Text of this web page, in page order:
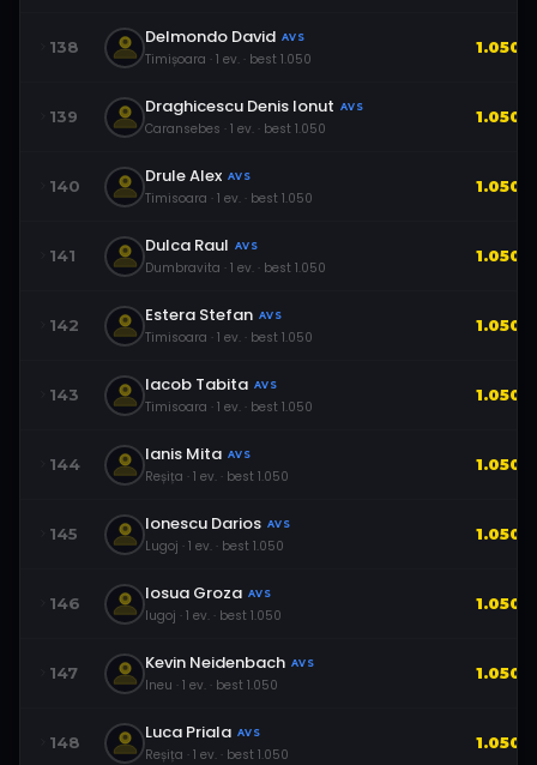
138 Delmondo David AVS
Timișoara · 1 ev. · best 1.050
1.050
139 Draghicescu Denis Ionut AVS
Caransebes · 1 ev. · best 1.050
1.050
140 Drule Alex AVS
Timisoara · 1 ev. · best 1.050
1.050
141 Dulca Raul AVS
Dumbravita · 1 ev. · best 1.050
1.050
142 Estera Stefan AVS
Timisoara · 1 ev. · best 1.050
1.050
143 Iacob Tabita AVS
Timisoara · 1 ev. · best 1.050
1.050
144 Ianis Mita AVS
Reșița · 1 ev. · best 1.050
1.050
145 Ionescu Darios AVS
Lugoj · 1 ev. · best 1.050
1.050
146 Iosua Groza AVS
lugoj · 1 ev. · best 1.050
1.050
147 Kevin Neidenbach AVS
Ineu · 1 ev. · best 1.050
1.050
148 Luca Priala AVS
Reșița · 1 ev. · best 1.050
1.050